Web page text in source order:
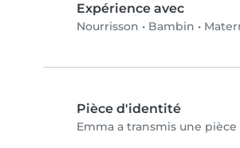
Expérience avec
Nourrisson • Bambin •
Pièce d'identité
Emma a transmis une